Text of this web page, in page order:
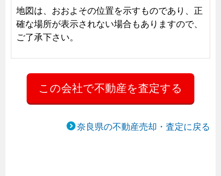
地図は、おおよその位置を示すものであり、正
確な場所が表示されない場合もありますので、
ご了承下さい。
奈良県の不動産売却・査定に戻る